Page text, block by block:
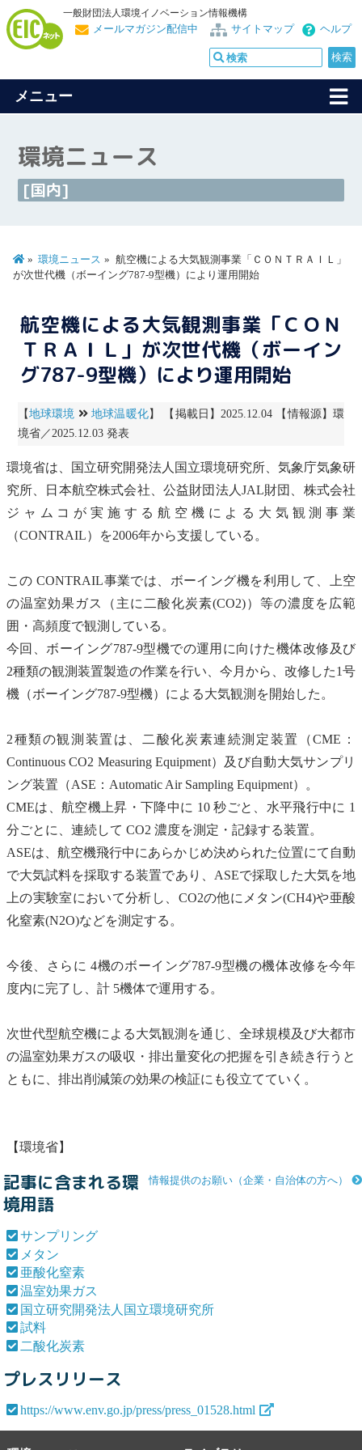
一般財団法人環境イノベーション情報機構
ヘルプ
サイトマップ
メールマガジン配信中
メニュー
環境ニュース
[国内]
環境ニュース
航空機による大気観測事業「ＣＯＮＴＲＡＩＬ」
が次世代機（ボーイング787-9型機）により運用開始
航空機による大気観測事業「ＣＯＮ
ＴＲＡＩＬ」が次世代機（ボーイン
グ787-9型機）により運用開始
【地球環境 地球温暖化】 【掲載日】2025.12.04 【情報源】環
境省／2025.12.03 発表
環境省は、 国立研究開発法人国立環境研究所 、気象庁気象研
究所、日本航空株式会社、公益財団法人JAL財団、株式会社
ジャムコが実施する航空機による大気観測事業
（CONTRAIL）を2006年から支援している。
この CONTRAIL事業では、ボーイング機を利用して、上空
の温室効果ガス （主に 二酸化炭素(CO2)）等の濃度を広範
囲・高頻度で観測している。
今回、ボーイング787-9型機での運用に向けた機体改修及び
2種類の観測装置製造の作業を行い、今月から、改修した1号
機（ボーイング787-9型機）による大気観測を開始した。
2種類の観測装置は、 二酸化炭素連続測定装置（CME：
Continuous CO2 Measuring Equipment）及び自動大気サンプリ
ング装置（ASE：Automatic Air Sampling Equipment）。
CMEは、航空機上昇・下降中に 10 秒ごと、水平飛行中に 1
分ごとに、連続して CO2 濃度を測定・記録する装置。
ASEは、航空機飛行中にあらかじめ決められた位置にて自動
で大気試料を採取する装置であり、ASEで採取した大気を地
上の実験室において分析し、CO2の他に メタン(CH4)や亜酸
化窒素(N2O)などを測定する。
今後、さらに 4機のボーイング787-9型機の機体改修を今年
度内に完了し、計 5機体で運用する。
次世代型航空機による大気観測を通じ、全球規模及び大都市
の温室効果ガスの吸収・排出量変化の把握を引き続き行うと
ともに、排出削減策の効果の検証にも役立てていく。
【環境省】
情報提供のお願い（企業・自治体の方へ）
記事に含まれる環
境用語
サンプリング
メタン
亜酸化窒素
温室効果ガス
国立研究開発法人国立環境研究所
試料
二酸化炭素
プレスリリース
https://www.env.go.jp/press/press_01528.html